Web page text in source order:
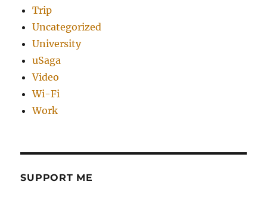
Trip
Uncategorized
University
uSaga
Video
Wi-Fi
Work
SUPPORT ME